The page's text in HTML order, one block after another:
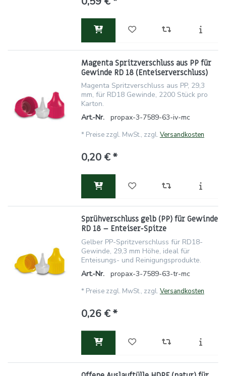
Magenta Spritzverschluss aus PP für
Gewinde RD 18 (Enteiserverschluss)
Magenta Spritzverschluss aus PP, 29,3
mm, für RD18 Gewinde, 2200 Stück pro
Karton.
Art.-Nr.
propax-3-7589-63-iv-mc
* Preise zzgl. MwSt., zzgl. Versandkosten
0,20 € *
Sprühverschluss gelb (PP) für Gewinde
RD 18 – Enteiser-Spitze
Gelber PP-Spritzverschluss für RD18-
Gewinde, 29,3 mm Höhe, ideal für
Enteisungs- und Reinigungsprodukte.
Art.-Nr.
propax-3-7589-63-tr-mc
* Preise zzgl. MwSt., zzgl. Versandkosten
0,26 € *